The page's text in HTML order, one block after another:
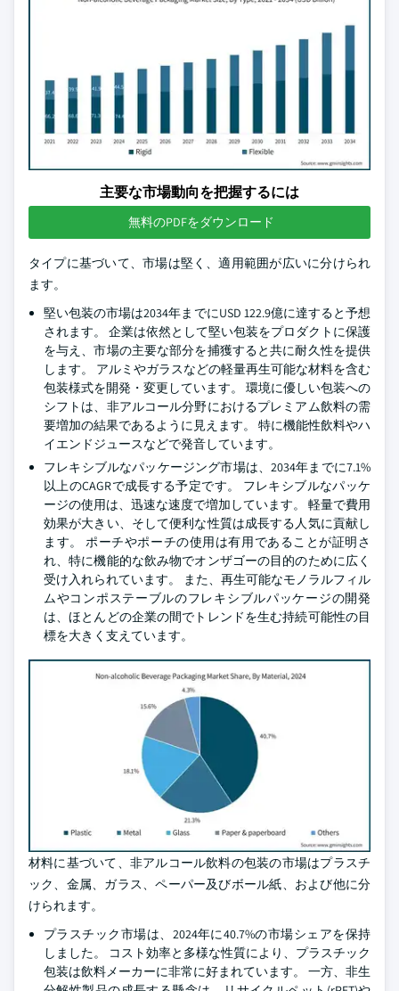
主要な市場動向を把握するには
無料のPDFをダウンロード
タイプに基づいて、市場は堅く、適用範囲が広いに分けられ
ます。
堅い包装の市場は2034年までにUSD 122.9億に達すると予想
されます。 企業は依然として堅い包装をプロダクトに保護
を与え、市場の主要な部分を捕獲すると共に耐久性を提供
します。 アルミやガラスなどの軽量再生可能な材料を含む
包装様式を開発・変更しています。 環境に優しい包装への
シフトは、非アルコール分野におけるプレミアム飲料の需
要増加の結果であるように見えます。 特に機能性飲料やハ
イエンドジュースなどで発音しています。
フレキシブルなパッケージング市場は、2034年までに7.1%
以上のCAGRで成長する予定です。 フレキシブルなパッケ
ージの使用は、迅速な速度で増加しています。 軽量で費用
効果が大きい、そして便利な性質は成長する人気に貢献し
ます。 ポーチやポーチの使用は有用であることが証明さ
れ、特に機能的な飲み物でオンザゴーの目的のために広く
受け入れられています。 また、再生可能なモノラルフィル
ムやコンポステーブルのフレキシブルパッケージの開発
は、ほとんどの企業の間でトレンドを生む持続可能性の目
標を大きく支えています。
材料に基づいて、非アルコール飲料の包装の市場はプラスチ
ック、金属、ガラス、ペーパー及びボール紙、および他に分
けられます。
プラスチック市場は、2024年に40.7%の市場シェアを保持
しました。 コスト効率と多様な性質により、プラスチック
包装は飲料メーカーに非常に好まれています。 一方、非生